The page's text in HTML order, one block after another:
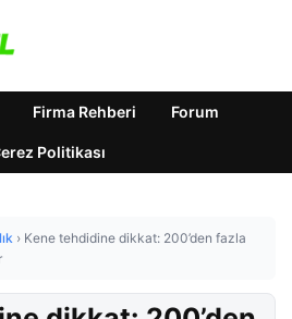
Firma Rehberi Forum
Politikası
› Kene tehdidine dikkat: 200’den fazla